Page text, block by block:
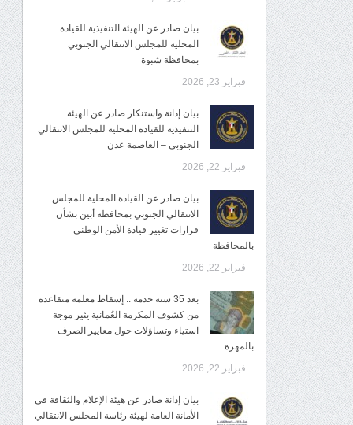
بيان صادر عن الهيئة التنفيذية للقيادة
المحلية للمجلس الانتقالي الجنوبي
بمحافظة شبوة
فبراير 23, 2026
بيان إدانة واستنكار صادر عن الهيئة
التنفيذية للقيادة المحلية للمجلس الانتقالي
الجنوبي – العاصمة عدن
فبراير 22, 2026
بيان صادر عن القيادة المحلية للمجلس
الانتقالي الجنوبي بمحافظة أبين بشأن
قرارات تغيير قيادة الأمن الوطني
بالمحافظة
فبراير 22, 2026
بعد 35 سنة خدمة .. إسقاط معلمة متقاعدة
من كشوف المكرمة العُمانية يثير موجة
استياء وتساؤلات حول معايير الصرف
بالمهرة
فبراير 22, 2026
بيان إدانة صادر عن هيئة الإعلام والثقافة في
الأمانة العامة لهيئة رئاسة المجلس الانتقالي